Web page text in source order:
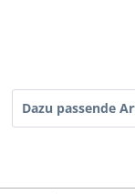
Dazu passende